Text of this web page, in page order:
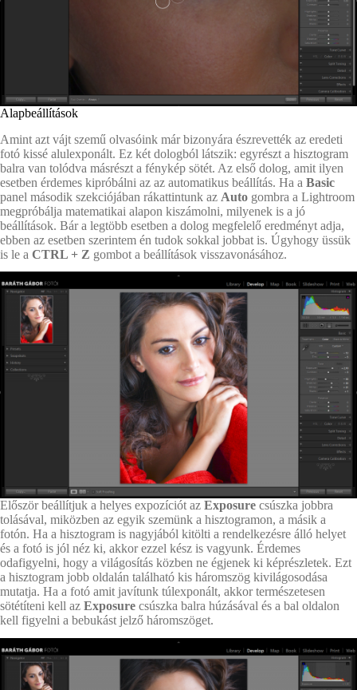
Alapbeállítások
Amint azt vájt szemű olvasóink már bizonyára észrevették az eredeti
fotó kissé alulexponált. Ez két dologból látszik: egyrészt a hisztogram
balra van tolódva másrészt a fénykép sötét. Az első dolog, amit ilyen
esetben érdemes kipróbálni az az automatikus beállítás. Ha a Basic
panel második szekciójában rákattintunk az Auto gombra a Lightroom
megpróbálja matematikai alapon kiszámolni, milyenek is a jó
beállítások. Bár a legtöbb esetben a dolog megfelelő eredményt adja,
ebben az esetben szerintem én tudok sokkal jobbat is. Úgyhogy üssük
is le a CTRL + Z gombot a beállítások visszavonásához.
Először beállítjuk a helyes expozíciót az Exposure csúszka jobbra
tolásával, miközben az egyik szemünk a hisztogramon, a másik a
fotón. Ha a hisztogram is nagyjából kitölti a rendelkezésre álló helyet
és a fotó is jól néz ki, akkor ezzel kész is vagyunk. Érdemes
odafigyelni, hogy a világosítás közben ne égjenek ki képrészletek. Ezt
a hisztogram jobb oldalán található kis háromszög kivilágosodása
mutatja. Ha a fotó amit javítunk túlexponált, akkor természetesen
sötétíteni kell az Exposure csúszka balra húzásával és a bal oldalon
kell figyelni a bebukást jelző háromszöget.